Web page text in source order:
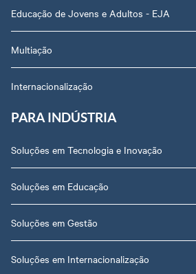
Educação de Jovens e Adultos - EJA
Multiação
Internacionalização
PARA INDÚSTRIA
Soluções em Tecnologia e Inovação
Soluções em Educação
Soluções em Gestão
Soluções em Internacionalização